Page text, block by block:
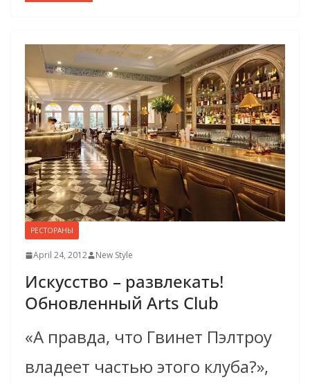
РЕСТОРАНЫ
April 24, 2012 New Style
Искусство – развлекать!
Обновлен­ный Arts Club
«А правда, что Гвинет Пэлтроу
владеет частью этого клуба?»,